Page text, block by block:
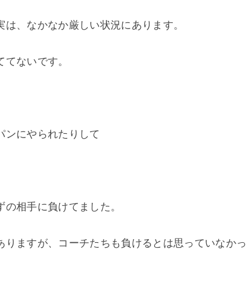
、なかなか厳しい状況にあります。
ないです。
ンにやられたりして
相手に負けてました。
ますが、コーチたちも負けるとは思っていなかっ